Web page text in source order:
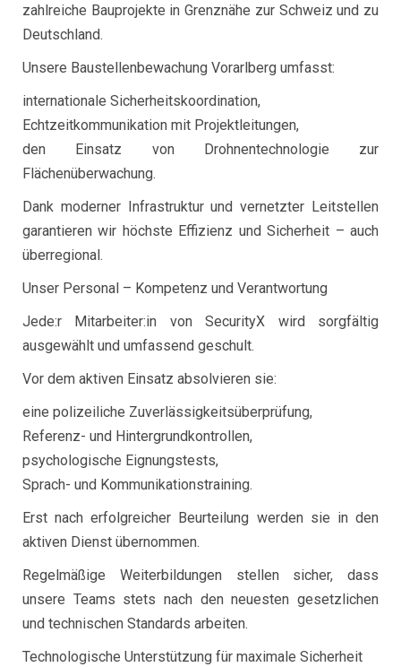
zahlreiche Bauprojekte in Grenznähe zur Schweiz und zu
Deutschland.
Unsere Baustellenbewachung Vorarlberg umfasst:
internationale Sicherheitskoordination,
Echtzeitkommunikation mit Projektleitungen,
den Einsatz von Drohnentechnologie zur
Flächenüberwachung.
Dank moderner Infrastruktur und vernetzter Leitstellen
garantieren wir höchste Effizienz und Sicherheit – auch
überregional.
Unser Personal – Kompetenz und Verantwortung
Jede:r Mitarbeiter:in von SecurityX wird sorgfältig
ausgewählt und umfassend geschult.
Vor dem aktiven Einsatz absolvieren sie:
eine polizeiliche Zuverlässigkeitsüberprüfung,
Referenz- und Hintergrundkontrollen,
psychologische Eignungstests,
Sprach- und Kommunikationstraining.
Erst nach erfolgreicher Beurteilung werden sie in den
aktiven Dienst übernommen.
Regelmäßige Weiterbildungen stellen sicher, dass
unsere Teams stets nach den neuesten gesetzlichen
und technischen Standards arbeiten.
Technologische Unterstützung für maximale Sicherheit